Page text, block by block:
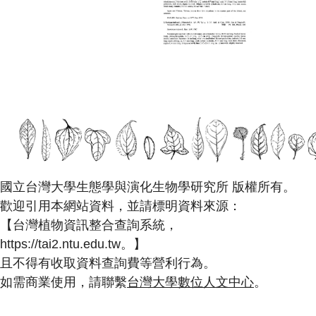
國立台灣大學生態學與演化生物學研究所 版權所有。
歡迎引用本網站資料，並請標明資料來源：
【台灣植物資訊整合查詢系統，
https://tai2.ntu.edu.tw。】
且不得有收取資料查詢費等營利行為。
如需商業使用，請聯繫台灣大學數位人文中心。